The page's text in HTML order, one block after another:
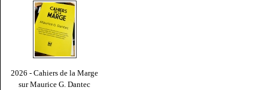
2026 - Cahiers de la Marge
sur Maurice G. Dantec